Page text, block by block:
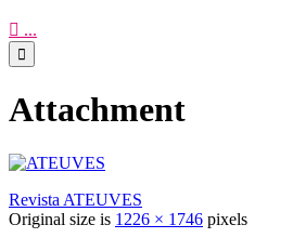
 ...

Attachment
Revista ATEUVES
Original size is 1226 × 1746 pixels